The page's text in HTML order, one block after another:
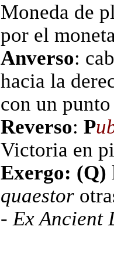
Moneda de
por el
Anverso:
hacia la
con un
Reverso: P
Victoria en
Exergo: (Q)
quaestor
- Ex Ancient